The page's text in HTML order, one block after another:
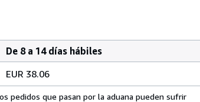
De 8 a 14 días hábiles
EUR 38.06
pedidos que pasan por la aduana pueden sufrir